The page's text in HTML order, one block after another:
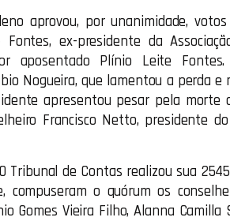
aprovou, por unanimidade,
Fontes, ex-presidente da
aposentado Plínio Leite
Nogueira, que lamentou a perda e
apresentou pesar pela morte
Francisco Netto, presidente
O Tribunal de Contas realizou sua
compuseram o quórum os
Gomes Vieira Filho, Alanna Camilla